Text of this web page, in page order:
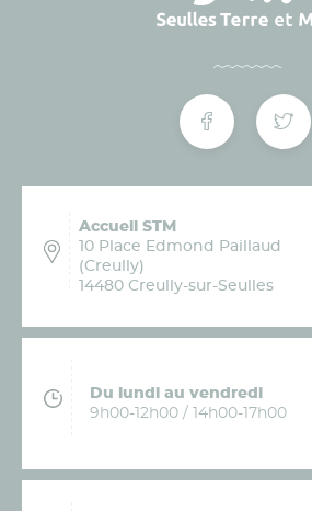
Accueil STM
10 Place Edmond Paillaud
(Creully)
14480 Creully-sur-Seulles
Du lundi au vendredi
9h00-12h00 / 14h00-17h00